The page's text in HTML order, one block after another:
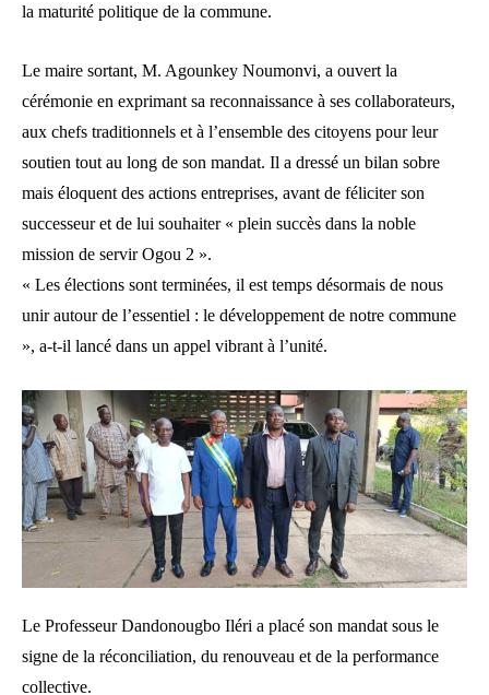
la maturité politique de la commune.
Le maire sortant, M. Agounkey Noumonvi, a ouvert la
cérémonie en exprimant sa reconnaissance à ses collaborateurs,
aux chefs traditionnels et à l’ensemble des citoyens pour leur
soutien tout au long de son mandat. Il a dressé un bilan sobre
mais éloquent des actions entreprises, avant de féliciter son
successeur et de lui souhaiter « plein succès dans la noble
mission de servir Ogou 2 ».
« Les élections sont terminées, il est temps désormais de nous
unir autour de l’essentiel : le développement de notre commune
», a-t-il lancé dans un appel vibrant à l’unité.
Le Professeur Dandonougbo Iléri a placé son mandat sous le
signe de la réconciliation, du renouveau et de la performance
collective.